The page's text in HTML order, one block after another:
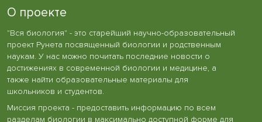
О проекте
"Вся биология" - это старейший научно-образовательный
проект Рунета посвященный биологии и родственным
наукам. У нас можно почитать последние новости о
достижениях в современной биологии и медицине, а
также найти образовательные материалы для
школьников и студентов.
Миссия проекта - предоставить информацию по всем
разделам биологии в максимально доступной форме для